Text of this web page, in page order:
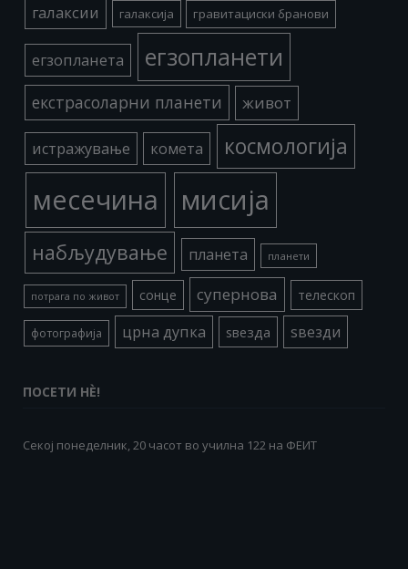
галаксии галаксија гравитациски бранови
егзопланета егзопланети
екстрасоларни планети живот
истражување комета космологија
месечина мисија
набљудување планета планети
потрага по живот сонце супернова телескоп
фотографија црна дупка ѕвезда ѕвезди
ПОСЕТИ НÈ!
Секој понеделник, 20 часот во училна 122 на ФЕИТ